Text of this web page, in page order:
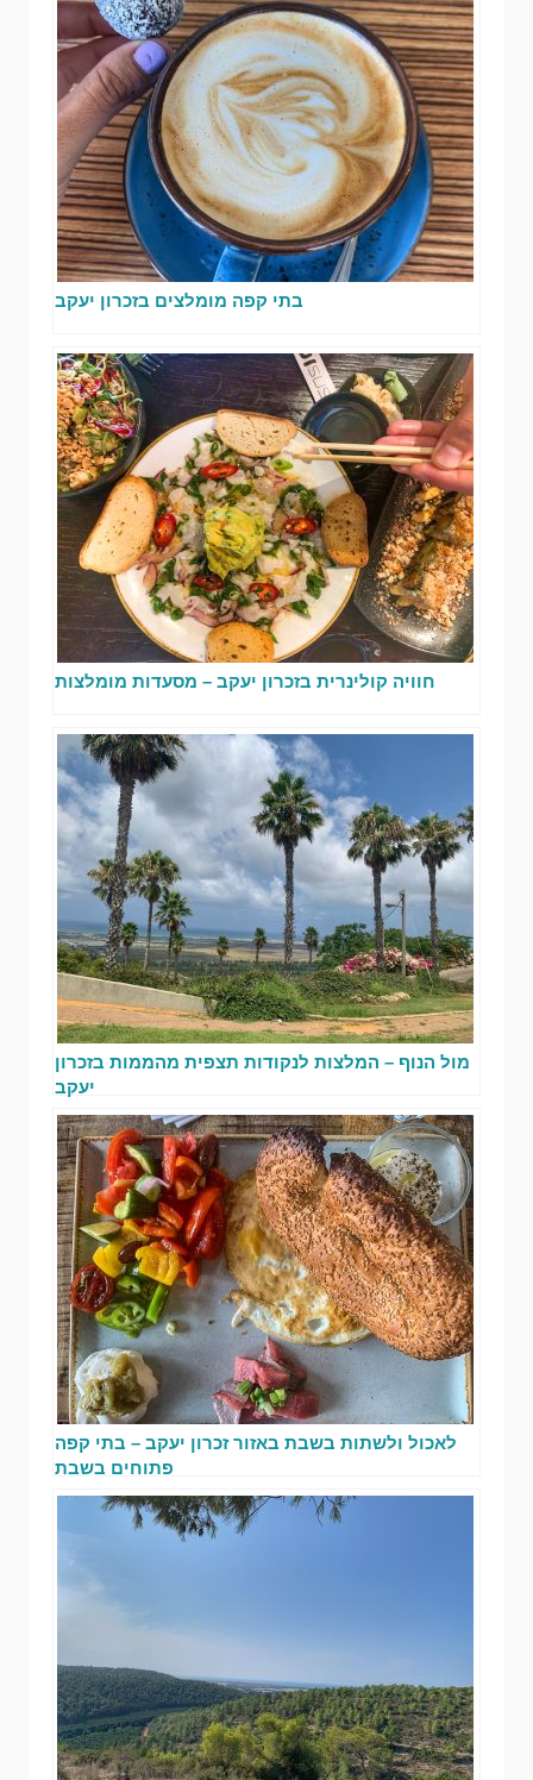
בתי קפה מומלצים בזכרון יעקב
חוויה קולינרית בזכרון יעקב – מסעדות מומלצות
מול הנוף – המלצות לנקודות תצפית מהממות בזכרון
יעקב
לאכול ולשתות בשבת באזור זכרון יעקב – בתי קפה
פתוחים בשבת